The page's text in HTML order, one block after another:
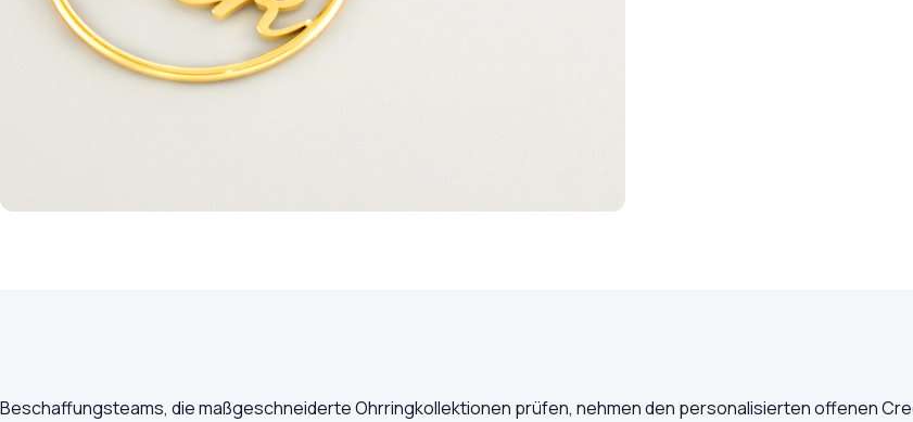
Beschaffungsteams, die maßgeschneiderte Ohrringkollektionen prüfen, nehmen den personalisierten offenen